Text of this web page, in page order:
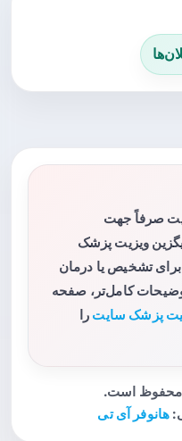
صرفاً جهت
ویزیت پزشک
تشخیص یا درمان
کامل‌تر، صفحه
پزشک سایت را
هانوفر آی تی